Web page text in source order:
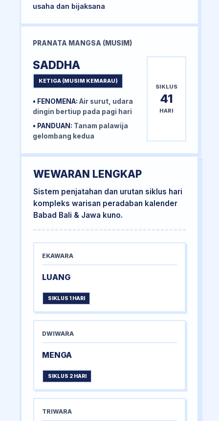
usaha dan bijaksana
PRANATA MANGSA (MUSIM)
SADDHA
KETIGA (MUSIM KEMARAU)
• FENOMENA: Air surut, udara
dingin bertiup pada pagi hari
• PANDUAN: Tanam palawija
gelombang kedua
SIKLUS
41
HARI
WEWARAN LENGKAP
Sistem penjatahan dan urutan siklus hari
kompleks warisan peradaban kalender
Babad Bali & Jawa kuno.
EKAWARA
LUANG
SIKLUS 1 HARI
DWIWARA
MENGA
SIKLUS 2 HARI
TRIWARA